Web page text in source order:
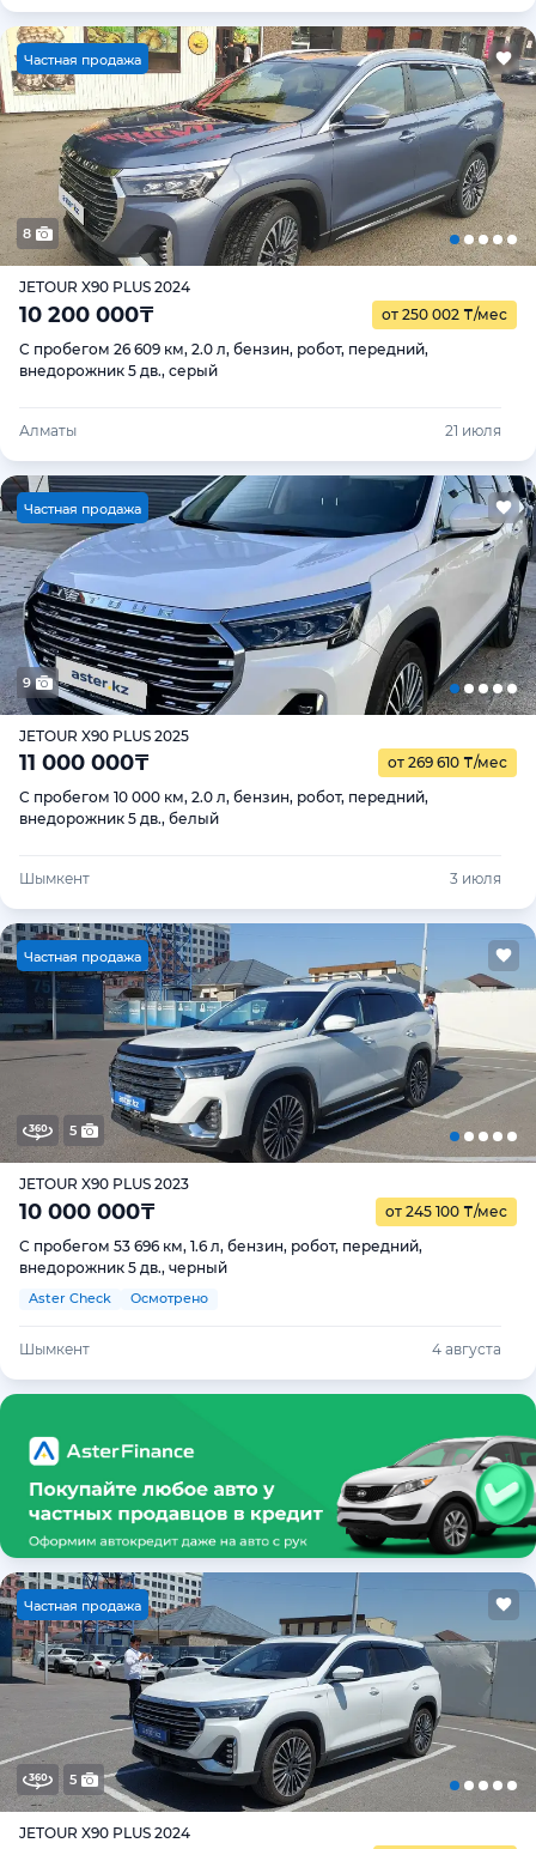
Частная продажа
8
JETOUR X90 PLUS 2024
10 200 000₸ от 250 002 ₸/мес
С пробегом 26 609 км, 2.0 л, бензин, робот, передний,
внедорожник 5 дв., серый
Алматы 21 июля
Частная продажа
9
JETOUR X90 PLUS 2025
11 000 000₸ от 269 610 ₸/мес
С пробегом 10 000 км, 2.0 л, бензин, робот, передний,
внедорожник 5 дв., белый
Шымкент 3 июля
Частная продажа
5
JETOUR X90 PLUS 2023
10 000 000₸ от 245 100 ₸/мес
С пробегом 53 696 км, 1.6 л, бензин, робот, передний,
внедорожник 5 дв., черный
Aster Check Осмотрено
Шымкент 4 августа
Частная продажа
5
JETOUR X90 PLUS 2024